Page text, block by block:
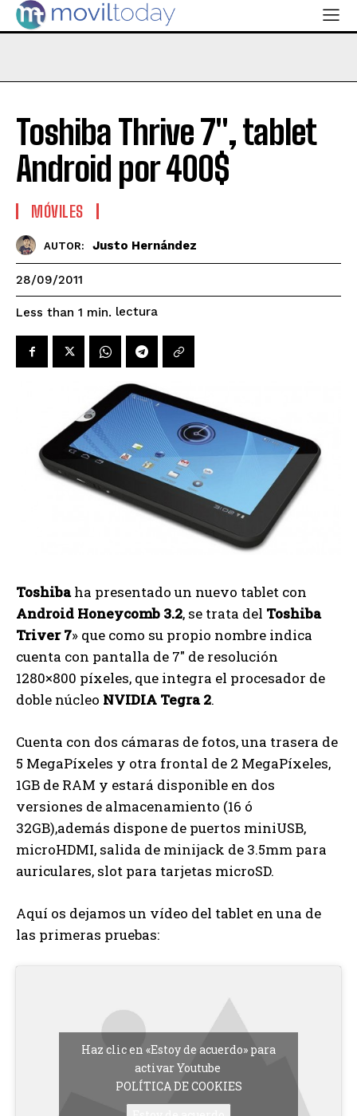
Toshiba Thrive 7", tablet
Android por 400$
MÓVILES
AUTOR: Justo Hernández
28/09/2011
Less than 1 min. lectura
Toshibaha presentado un nuevo tablet con
Android Honeycomb 3.2, se trata del Toshiba
Triver 7» que como su propio nombre indica
cuenta con pantalla de 7″ de resolución
1280×800 píxeles, que integra el procesador de
doble núcleo NVIDIA Tegra 2.
Cuenta con dos cámaras de fotos, una trasera de
5 MegaPíxeles y otra frontal de 2 MegaPíxeles,
1GB de RAM y estará disponible en dos
versiones de almacenamiento (16 ó
32GB),además dispone de puertos miniUSB,
microHDMI, salida de minijack de 3.5mm para
auriculares, slot para tarjetas microSD.
Aquí os dejamos un vídeo del tablet en una de
las primeras pruebas:
Haz clic en «Estoy de acuerdo» para
activar Youtube
POLÍTICA DE COOKIES